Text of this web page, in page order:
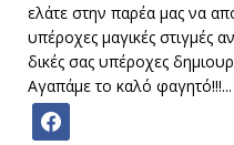
ελάτε στην παρέα μας να
υπέροχες μαγικές στιγμές
δικές σας υπέροχες
Αγαπάμε το καλό φαγητό!!!...